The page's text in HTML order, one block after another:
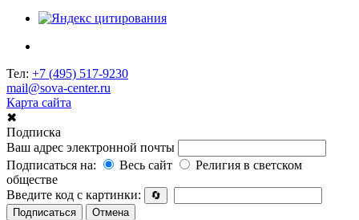
Тел: +7 (495) 517-9230
mail@sova-center.ru
Карта сайта
✖
Подписка
Ваш адрес электронной почты
Подписаться на:
Весь сайт
Религия в светском
обществе
Введите код с картинки:
🔄
Подписаться
Отмена